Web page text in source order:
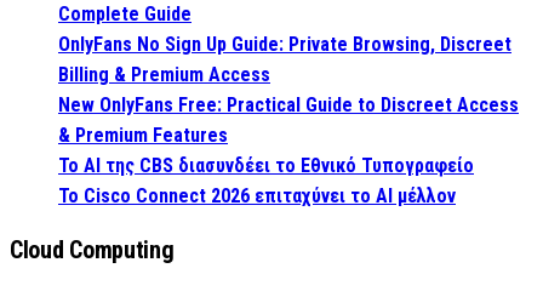
Complete Guide
OnlyFans No Sign Up Guide: Private Browsing, Discreet
Billing & Premium Access
New OnlyFans Free: Practical Guide to Discreet Access
& Premium Features
Το AI της CBS διασυνδέει το Εθνικό Τυπογραφείο
Το Cisco Connect 2026 επιταχύνει το AI μέλλον
Cloud Computing